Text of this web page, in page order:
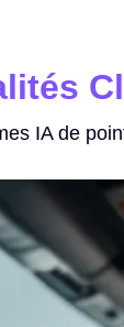
IA de